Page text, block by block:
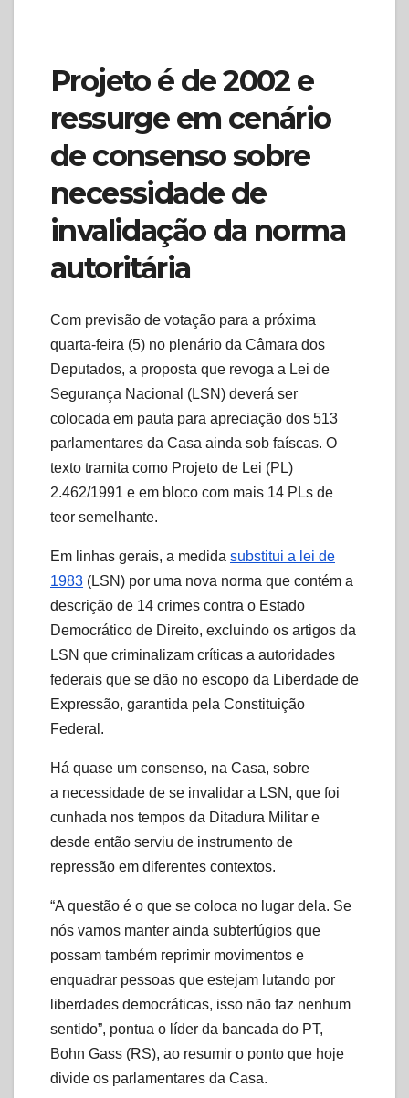
Projeto é de 2002 e
ressurge em cenário
de consenso sobre
necessidade de
invalidação da norma
autoritária
Com previsão de votação para a próxima
quarta-feira (5) no plenário da Câmara dos
Deputados, a proposta que revoga a Lei de
Segurança Nacional (LSN) deverá ser
colocada em pauta para apreciação dos 513
parlamentares da Casa ainda sob faíscas. O
texto tramita como Projeto de Lei (PL)
2.462/1991 e em bloco com mais 14 PLs de
teor semelhante.
Em linhas gerais, a medida substitui a lei de
1983 (LSN) por uma nova norma que contém a
descrição de 14 crimes contra o Estado
Democrático de Direito, excluindo os artigos da
LSN que criminalizam críticas a autoridades
federais que se dão no escopo da Liberdade de
Expressão, garantida pela Constituição
Federal.
Há quase um consenso, na Casa, sobre
a necessidade de se invalidar a LSN, que foi
cunhada nos tempos da Ditadura Militar e
desde então serviu de instrumento de
repressão em diferentes contextos.
“A questão é o que se coloca no lugar dela. Se
nós vamos manter ainda subterfúgios que
possam também reprimir movimentos e
enquadrar pessoas que estejam lutando por
liberdades democráticas, isso não faz nenhum
sentido”, pontua o líder da bancada do PT,
Bohn Gass (RS), ao resumir o ponto que hoje
divide os parlamentares da Casa.